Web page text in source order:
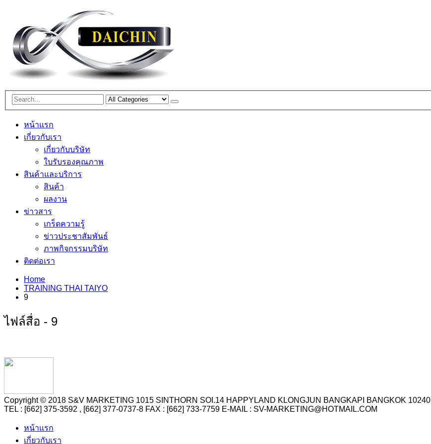
หน้าแรก
เกี่ยวกับเรา
เกี่ยวกับบริษัท
ใบรับรองคุณภาพ
สินค้าและบริการ
สินค้า
ผลงาน
ข่าวสาร
เกร็ดความรู้
ข่าวประชาสัมพันธ์
ภาพกิจกรรมบริษัท
ติดต่อเรา
Home
TRAINING THAI TAIYO
9
ไฟล์สื่อ - 9
Copyright © 2018 S&V MARKETING 1015 SINTHORN SOI.14 HAPPYLAND KLONGJUN BANGKAPI BANGKOK 10240
TEL : [662] 375-3592 , [662] 377-0737-8 FAX : [662] 733-7759 E-MAIL : SV-MARKETING@HOTMAIL.COM
หน้าแรก
เกี่ยวกับเรา